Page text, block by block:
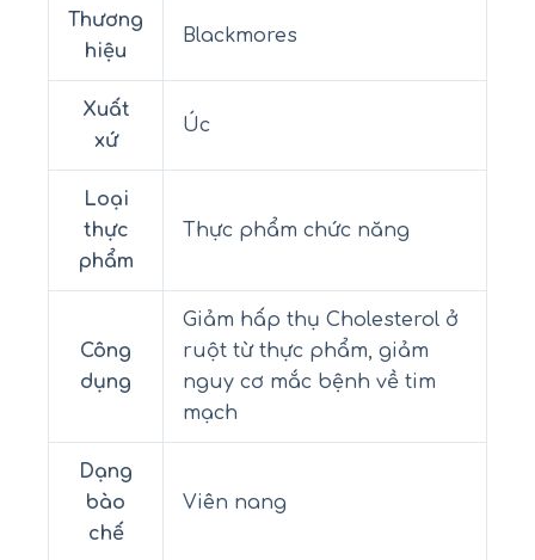
Thương
hiệu
Blackmores
Xuất
xứ
Úc
Loại
thực
phẩm
Thực phẩm chức năng
Công
dụng
Giảm hấp thụ Cholesterol ở
ruột từ thực phẩm, giảm
nguy cơ mắc bệnh về tim
mạch
Dạng
bào
chế
Viên nang